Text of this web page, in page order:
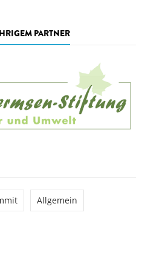
PARTNER
Allgemein